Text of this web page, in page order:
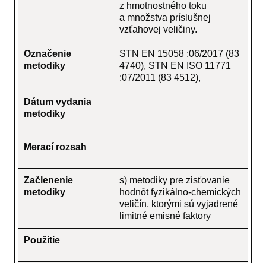
z hmotnostného toku
a množstva príslušnej
vzťahovej veličiny.
Označenie
metodiky
STN EN 15058 :06/2017 (83
4740), STN EN ISO 11771
:07/2011 (83 4512),
Dátum vydania
metodiky
Merací rozsah
Začlenenie
metodiky
s) metodiky pre zisťovanie
hodnôt fyzikálno-chemických
veličín, ktorými sú vyjadrené
limitné emisné faktory
Použitie